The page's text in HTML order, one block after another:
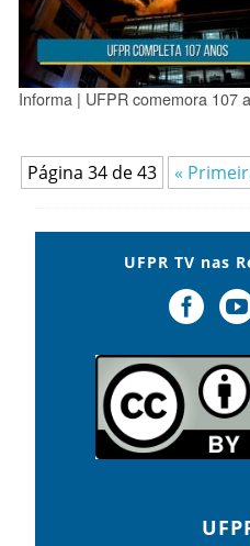
Informa | UFPR comemora 107
Página 34 de 43 «
UFPR TV nas